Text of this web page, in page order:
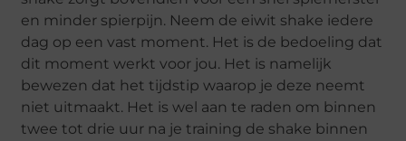
en minder spierpijn. Neem de eiwit shake iedere
dag op een vast moment. Het is de bedoeling dat
dit moment werkt voor jou. Het is namelijk
bewezen dat het tijdstip waarop je deze neemt
niet uitmaakt. Het is wel aan te raden om binnen
twee tot drie uur na je training de shake binnen